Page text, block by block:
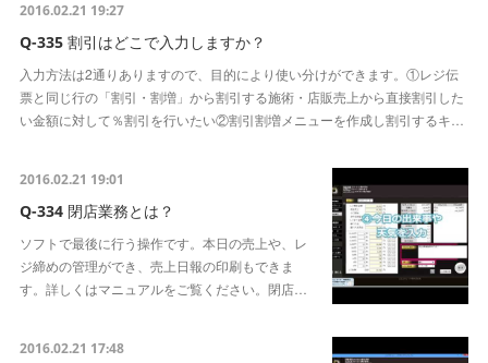
2016.02.21 19:27
Q-335 割引はどこで入力しますか？
入力方法は2通りありますので、目的により使い分けができます。①レジ伝
票と同じ行の「割引・割増」から割引する施術・店販売上から直接割引した
い金額に対して％割引を行いたい②割引割増メニューを作成し割引するキ…
2016.02.21 19:01
Q-334 閉店業務とは？
ソフトで最後に行う操作です。本日の売上や、レ
ジ締めの管理ができ、売上日報の印刷もできま
す。詳しくはマニュアルをご覧ください。閉店…
2016.02.21 17:48